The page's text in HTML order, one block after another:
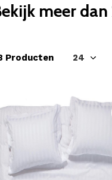
meer
Producten